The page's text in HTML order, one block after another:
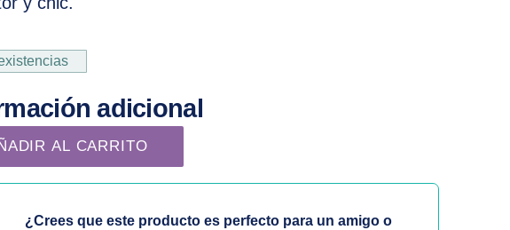
adicional
Classic N 140 Thuya cantidad
AL CARRITO
¿Crees que este producto es perfecto para un amigo o